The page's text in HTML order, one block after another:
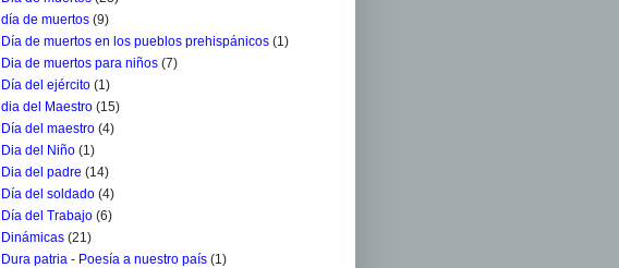
día de muertos (9)
Día de muertos en los pueblos prehispánicos (1)
Dia de muertos para niños (7)
Día del ejército (1)
dia del Maestro (15)
Día del maestro (4)
Dia del Niño (1)
Dia del padre (14)
Día del soldado (4)
Día del Trabajo (6)
Dinámicas (21)
Dura patria - Poesía a nuestro país (1)